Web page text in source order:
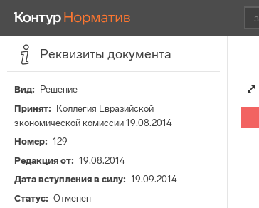
Реквизиты документа
Вид
Решение
Принят
Коллегия Евразийской
экономической комиссии 19.08.2014
Номер
129
Редакция от
19.08.2014
Дата вступления в силу
19.09.2014
Статус
Отменен